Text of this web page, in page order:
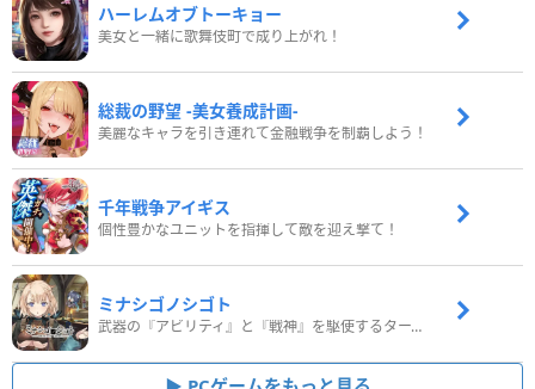
ハーレムオブトーキョー
美女と一緒に歌舞伎町で成り上がれ！
総裁の野望 -美女養成計画-
美麗なキャラを引き連れて金融戦争を制覇しよう！
千年戦争アイギス
個性豊かなユニットを指揮して敵を迎え撃て！
ミナシゴノシゴト
武器の『アビリティ』と『戦神』を駆使するターン制コマンドバトルRPG！